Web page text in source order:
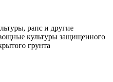
рапс и другие
культуры защищенного
грунта